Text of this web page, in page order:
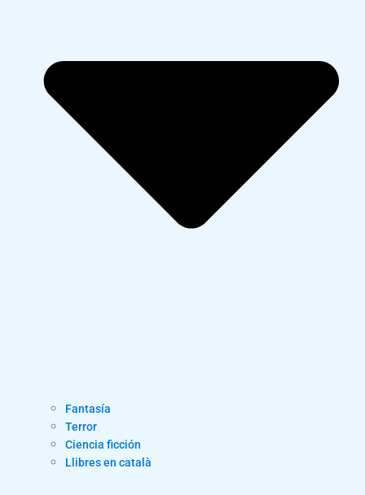
Fantasía
Terror
Ciencia ficción
Llibres en català